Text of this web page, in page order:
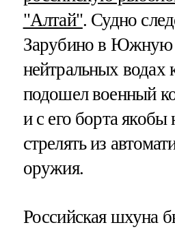
"Алтай". Судно
Зарубино в
нейтральных водах
подошел военный
и с его борта якобы
стрелять из
оружия.
Российская шхуна